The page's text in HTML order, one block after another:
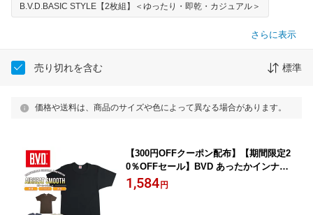
B.V.D.BASIC STYLE【2枚組】＜ゆったり・即乾・カジュアル＞
さらに表示
売り切れを含む 標準
価格や送料は、商品のサイズや色によって異なる場合があります。
【300円OFFクーポン配布】【期間限定2
0％OFFセール】BVD あったかインナー
軽量 保温 丸首半袖Tシャツ エアヒート
スムース メンズ 防寒 アンダーウェア
1,584 円